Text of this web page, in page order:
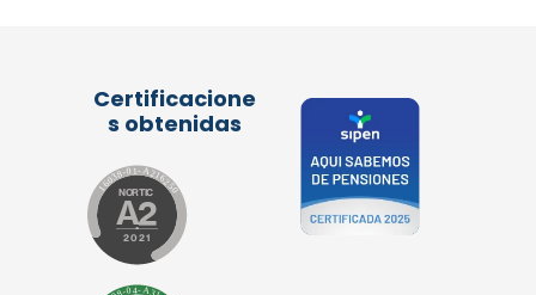
Certificacione
s obtenidas